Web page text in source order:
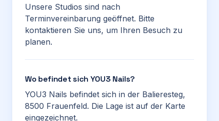
Unsere Studios sind nach
Terminvereinbarung geöffnet. Bitte
kontaktieren Sie uns, um Ihren Besuch zu
planen.
Wo befindet sich YOU3 Nails?
YOU3 Nails befindet sich in der Balieresteg,
8500 Frauenfeld. Die Lage ist auf der Karte
eingezeichnet.